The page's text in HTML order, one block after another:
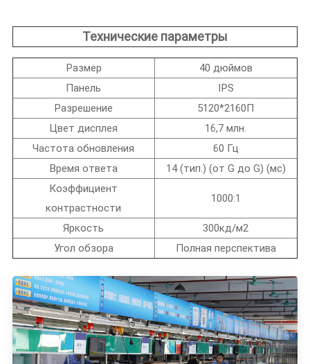
Технические параметры
Размер
40 дюймов
Панель
IPS
Разрешение
5120*2160П
Цвет дисплея
16,7 млн.
Частота обновления
60 Гц
Время ответа
14 (тип.) (от G до G) (мс)
Коэффициент
контрастности
1000:1
Яркость
300кд/м2
Угол обзора
Полная перспектива